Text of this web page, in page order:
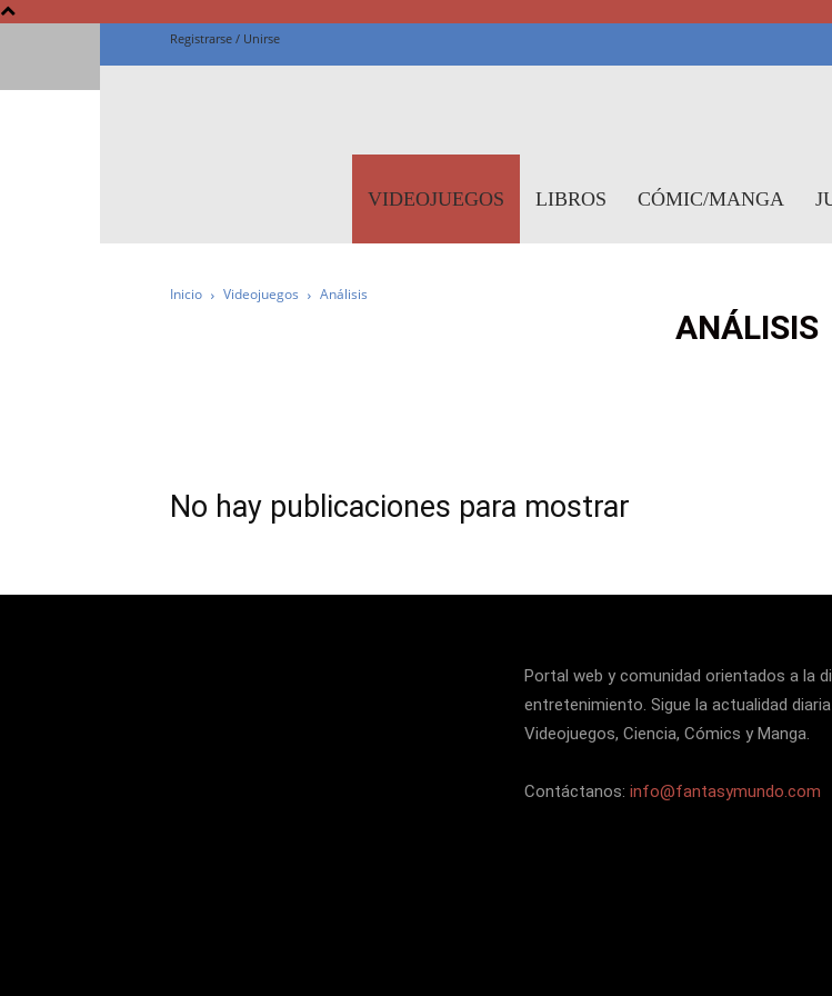
Registrarse / Unirse
VIDEOJUEGOS LIBROS CÓMIC/MANGA
Inicio Videojuegos Análisis
ANÁLISIS
No hay publicaciones para mostrar
Portal web y comunidad orientados a la
entretenimiento. Sigue la actualidad
Videojuegos, Ciencia, Cómics y Manga.
Contáctanos: info@fantasymundo.com